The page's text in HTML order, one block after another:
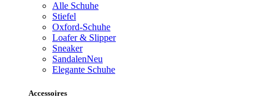
Alle Schuhe
Stiefel
Oxford-Schuhe
Loafer & Slipper
Sneaker
SandalenNeu
Elegante Schuhe
Accessoires